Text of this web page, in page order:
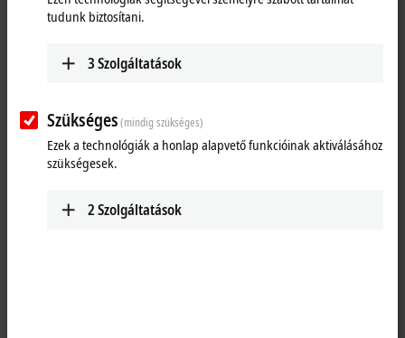
tudunk biztosítani.
3Szolgáltatások
Szükséges(mindig szükséges)
Ezek a technológiák a honlap alapvető funkcióinak aktiválásához
szükségesek.
2Szolgáltatások